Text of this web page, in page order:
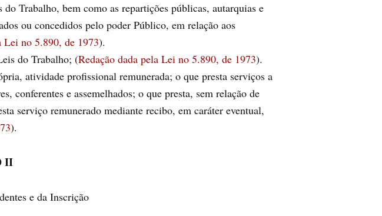
Trabalho, bem como as repartições públicas, autarquias e
ou concedidos pelo poder Público, em relação aos
Lei no 5.890, de 1973).
do Trabalho; (Redação dada pela Lei no 5.890, de 1973).
atividade profissional remunerada; o que presta serviços a
conferentes e assemelhados; o que presta, sem relação de
serviço remunerado mediante recibo, em caráter eventual,
).
II
e da Inscrição